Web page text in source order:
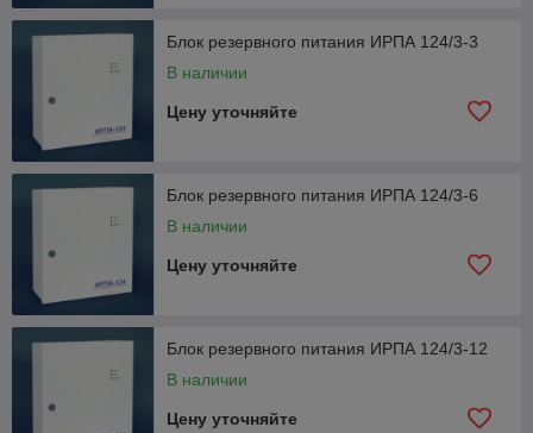
Блок резервного питания ИРПА 124/3-3
В наличии
Цену уточняйте
Блок резервного питания ИРПА 124/3-6
В наличии
Цену уточняйте
Блок резервного питания ИРПА 124/3-12
В наличии
Цену уточняйте